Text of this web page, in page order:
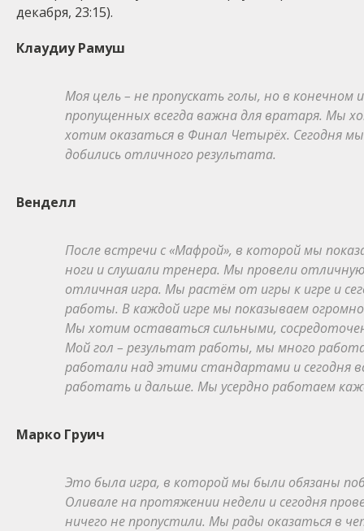
декабря, 23:15).
Клаудиу Рамуш
Моя цель – не пропускать голы, но в конечном
пропущенных всегда важна для вратаря. Мы
хотим оказаться в Финал Четырёх. Сегодня
добились отличного результата.
Венделл
После встречи с «Мафрой», в которой мы
ноги и слушали тренера. Мы провели
отличная игра. Мы растём от игры к игре и
работы. В каждой игре мы показываем
Мы хотим оставаться сильными,
Мой гол – результат работы, мы много
работали над этими стандартами и сегодня
работать и дальше. Мы усердно работаем
Марко Груич
Это была игра, в которой мы были обязаны
Оливале на протяжении недели и сегодня
ничего не пропустили. Мы рады оказаться в